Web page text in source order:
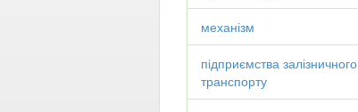
механізм
підприємства залізничного
транспорту